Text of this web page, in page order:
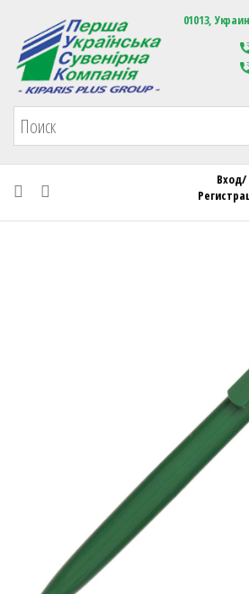
Первая Украинская Сувенирная
01013,
Вход/